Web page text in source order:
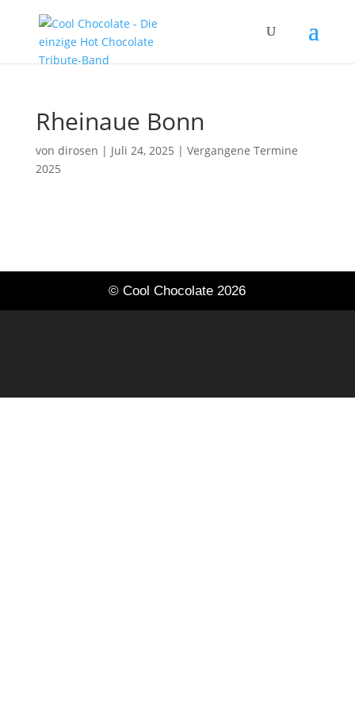
Rheinaue Bonn
von dirosen | Juli 24, 2025 | Vergangene Termine
2025
© Cool Chocolate 2026